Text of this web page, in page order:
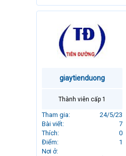
giaytienduong
Thành viên cấp 1
Tham gia
24/5/23
Bài viết
7
Thích
0
Điểm
1
Nơi ở